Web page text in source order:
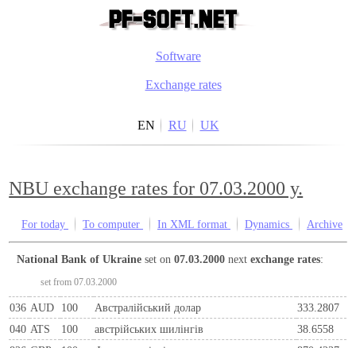
Software
Exchange rates
EN RU UK
NBU exchange rates for 07.03.2000 y.
For today To computer In XML format Dynamics Archive
National Bank of Ukraine set on07.03.2000 nextexchange rates:
set from 07.03.2000
036 AUD 100 Австралійський долар
333.2807
040 ATS 100 австрiйських шилiнгiв
38.6558